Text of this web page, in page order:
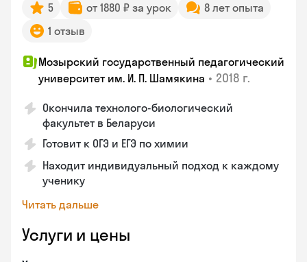
5 от 1880 ₽ за урок
8 лет опыта
1 отзыв
Мозырский государственный педагогический
университет им. И. П. Шамякина • 2018 г.
Окончила технолого-биологический
факультет в Беларуси
Готовит к ОГЭ и ЕГЭ по химии
Находит индивидуальный подход к каждому
ученику
Читать дальше
Услуги и цены